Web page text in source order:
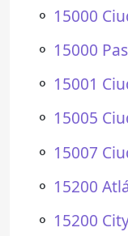
⚬ 15000
⚬ 15000
⚬ 15001
⚬ 15005
⚬ 15007
⚬ 15200
⚬ 15200